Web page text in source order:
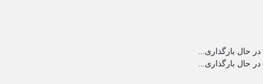
در حال بارگذاری...
در حال بارگذاری...